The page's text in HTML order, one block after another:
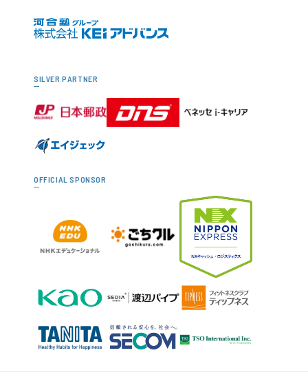
SILVER PARTNER
OFFICIAL SPONSOR